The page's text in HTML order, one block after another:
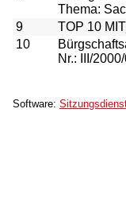
Thema:
9
TOP 10
10
Nr.: III/
Software: